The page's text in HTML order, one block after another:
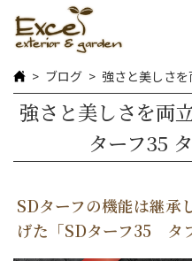
ブログ 強さと美しさ
強さと美しさを両
ターフ35
SDターフの機能は継承
げた「SDターフ35 タ